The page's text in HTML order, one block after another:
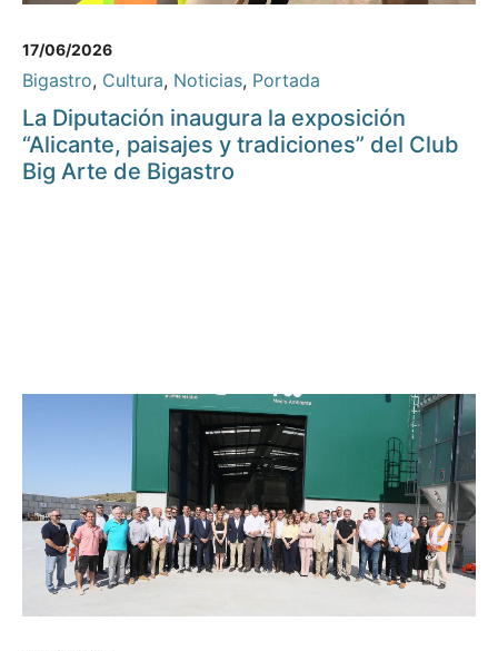
17/06/2026
Bigastro, Cultura, Noticias, Portada
La Diputación inaugura la exposición
“Alicante, paisajes y tradiciones” del Club
Big Arte de Bigastro